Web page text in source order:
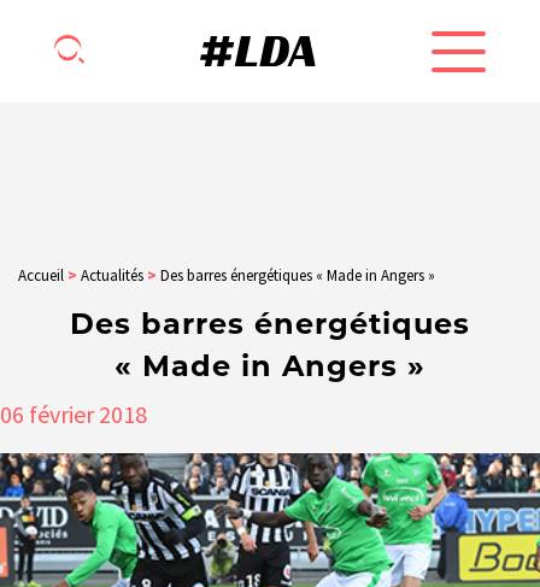
Accueil > Actualités > Des barres énergétiques « Made in Angers »
Des barres énergétiques
« Made in Angers »
06 février2018